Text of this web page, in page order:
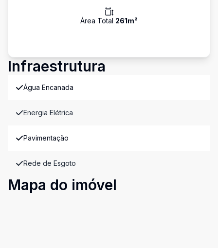
Área Total 261m²
Infraestrutura
Água Encanada
Energia Elétrica
Pavimentação
Rede de Esgoto
Mapa do imóvel